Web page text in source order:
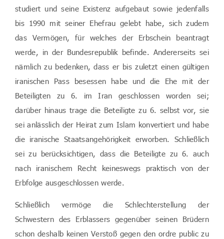
studiert und seine Existenz aufgebaut sowie jedenfalls
bis 1990 mit seiner Ehefrau gelebt habe, sich zudem
das Vermögen, für welches der Erbschein beantragt
werde, in der Bundesrepublik befinde. Andererseits sei
nämlich zu bedenken, dass er bis zuletzt einen gültigen
iranischen Pass besessen habe und die Ehe mit der
Beteiligten zu 6. im Iran geschlossen worden sei;
darüber hinaus trage die Beteiligte zu 6. selbst vor, sie
sei anlässlich der Heirat zum Islam konvertiert und habe
die iranische Staatsangehörigkeit erworben. Schließlich
sei zu berücksichtigen, dass die Beteiligte zu 6. auch
nach iranischem Recht keineswegs praktisch von der
Erbfolge ausgeschlossen werde.
Schließlich vermöge die Schlechterstellung der
Schwestern des Erblassers gegenüber seinen Brüdern
schon deshalb keinen Verstoß gegen den ordre public zu